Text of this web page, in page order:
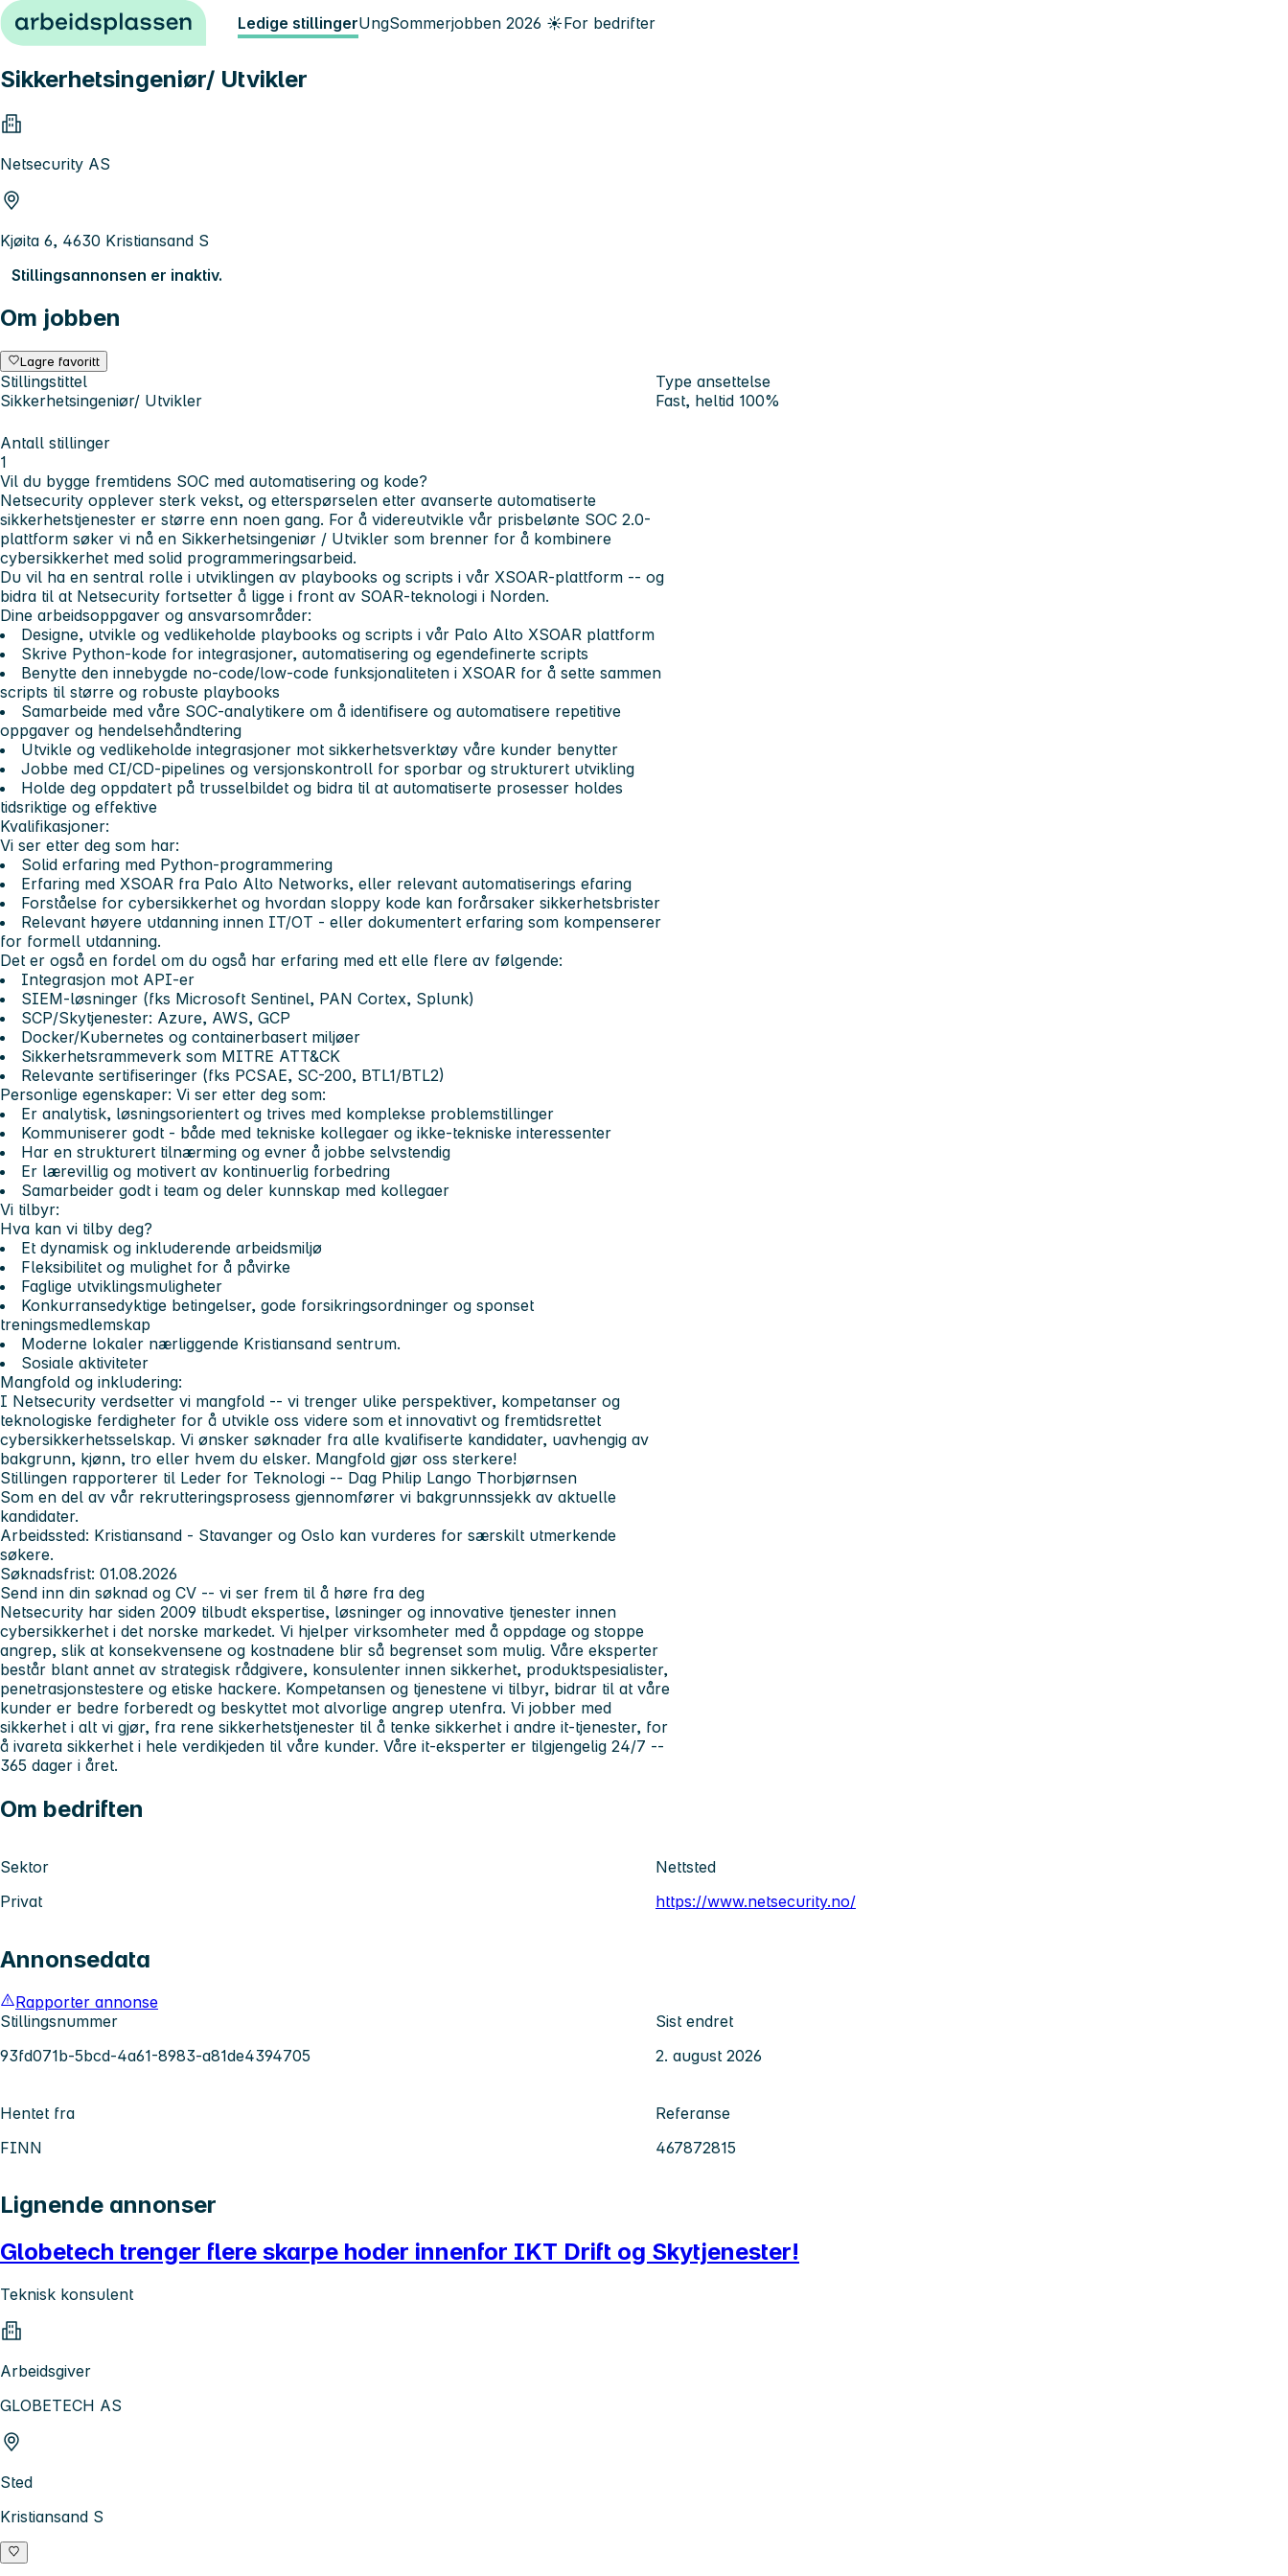
Hopp til innhold Ledige stillingerUngSommerjobben 2026 ☀️For bedrifter
Sikkerhetsingeniør/ Utvikler
Netsecurity AS
Kjøita 6, 4630 Kristiansand S
Stillingsannonsen er inaktiv.
Om jobben
Lagre favoritt
Stillingstittel
Sikkerhetsingeniør/ Utvikler
Type ansettelse
Fast, heltid 100%
Antall stillinger
1
Vil du bygge fremtidens SOC med automatisering og kode?
Netsecurity opplever sterk vekst, og etterspørselen etter avanserte automatiserte
sikkerhetstjenester er større enn noen gang. For å videreutvikle vår prisbelønte SOC 2.0-
plattform søker vi nå en Sikkerhetsingeniør / Utvikler som brenner for å kombinere
cybersikkerhet med solid programmeringsarbeid.
Du vil ha en sentral rolle i utviklingen av playbooks og scripts i vår XSOAR-plattform -- og
bidra til at Netsecurity fortsetter å ligge i front av SOAR-teknologi i Norden.
Dine arbeidsoppgaver og ansvarsområder:
Designe, utvikle og vedlikeholde playbooks og scripts i vår Palo Alto XSOAR plattform
Skrive Python-kode for integrasjoner, automatisering og egendefinerte scripts
Benytte den innebygde no-code/low-code funksjonaliteten i XSOAR for å sette sammen
scripts til større og robuste playbooks
Samarbeide med våre SOC-analytikere om å identifisere og automatisere repetitive
oppgaver og hendelsehåndtering
Utvikle og vedlikeholde integrasjoner mot sikkerhetsverktøy våre kunder benytter
Jobbe med CI/CD-pipelines og versjonskontroll for sporbar og strukturert utvikling
Holde deg oppdatert på trusselbildet og bidra til at automatiserte prosesser holdes
tidsriktige og effektive
Kvalifikasjoner:
Vi ser etter deg som har:
Solid erfaring med Python-programmering
Erfaring med XSOAR fra Palo Alto Networks, eller relevant automatiserings efaring
Forståelse for cybersikkerhet og hvordan sloppy kode kan forårsaker sikkerhetsbrister
Relevant høyere utdanning innen IT/OT - eller dokumentert erfaring som kompenserer
for formell utdanning.
Det er også en fordel om du også har erfaring med ett elle flere av følgende:
Integrasjon mot API-er
SIEM-løsninger (fks Microsoft Sentinel, PAN Cortex, Splunk)
SCP/Skytjenester: Azure, AWS, GCP
Docker/Kubernetes og containerbasert miljøer
Sikkerhetsrammeverk som MITRE ATT&CK
Relevante sertifiseringer (fks PCSAE, SC-200, BTL1/BTL2)
Personlige egenskaper: Vi ser etter deg som:
Er analytisk, løsningsorientert og trives med komplekse problemstillinger
Kommuniserer godt - både med tekniske kollegaer og ikke-tekniske interessenter
Har en strukturert tilnærming og evner å jobbe selvstendig
Er lærevillig og motivert av kontinuerlig forbedring
Samarbeider godt i team og deler kunnskap med kollegaer
Vi tilbyr:
Hva kan vi tilby deg?
Et dynamisk og inkluderende arbeidsmiljø
Fleksibilitet og mulighet for å påvirke
Faglige utviklingsmuligheter
Konkurransedyktige betingelser, gode forsikringsordninger og sponset
treningsmedlemskap
Moderne lokaler nærliggende Kristiansand sentrum.
Sosiale aktiviteter
Mangfold og inkludering:
I Netsecurity verdsetter vi mangfold -- vi trenger ulike perspektiver, kompetanser og
teknologiske ferdigheter for å utvikle oss videre som et innovativt og fremtidsrettet
cybersikkerhetsselskap. Vi ønsker søknader fra alle kvalifiserte kandidater, uavhengig av
bakgrunn, kjønn, tro eller hvem du elsker. Mangfold gjør oss sterkere!
Stillingen rapporterer til Leder for Teknologi -- Dag Philip Lango Thorbjørnsen
Som en del av vår rekrutteringsprosess gjennomfører vi bakgrunnssjekk av aktuelle
kandidater.
Arbeidssted: Kristiansand - Stavanger og Oslo kan vurderes for særskilt utmerkende
søkere.
Søknadsfrist: 01.08.2026
Send inn din søknad og CV -- vi ser frem til å høre fra deg
Netsecurity har siden 2009 tilbudt ekspertise, løsninger og innovative tjenester innen
cybersikkerhet i det norske markedet. Vi hjelper virksomheter med å oppdage og stoppe
angrep, slik at konsekvensene og kostnadene blir så begrenset som mulig. Våre eksperter
består blant annet av strategisk rådgivere, konsulenter innen sikkerhet, produktspesialister,
penetrasjonstestere og etiske hackere. Kompetansen og tjenestene vi tilbyr, bidrar til at våre
kunder er bedre forberedt og beskyttet mot alvorlige angrep utenfra. Vi jobber med
sikkerhet i alt vi gjør, fra rene sikkerhetstjenester til å tenke sikkerhet i andre it-tjenester, for
å ivareta sikkerhet i hele verdikjeden til våre kunder. Våre it-eksperter er tilgjengelig 24/7 --
365 dager i året.
Om bedriften
Sektor
Privat
Nettsted
https://www.netsecurity.no/
Annonsedata
Rapporter annonse
Stillingsnummer
93fd071b-5bcd-4a61-8983-a81de4394705
Sist endret
2. august 2026
Hentet fra
FINN
Referanse
467872815
Lignende annonser
Globetech trenger flere skarpe hoder innenfor IKT Drift og Skytjenester!
Teknisk konsulent
Arbeidsgiver
GLOBETECH AS
Sted
Kristiansand S